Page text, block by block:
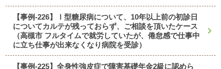
【事例-226】Ⅰ型糖尿病について、10年以上前の初診日
についてカルテが残っておらず、ご相談を頂いたケース
（高槻市 フルタイムで就労していたが、倦怠感で仕事中
に立ち仕事が出来なくなり病院を受診）
【事例-225】全身性強皮症で障害基礎年金2級に認めら